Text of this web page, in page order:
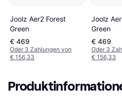
Joolz Aer2 Forest
Green
€ 469
Oder 3 Zahlungen von
€ 156,33
Joolz
Green
€ 469
Oder 3
€ 156,33